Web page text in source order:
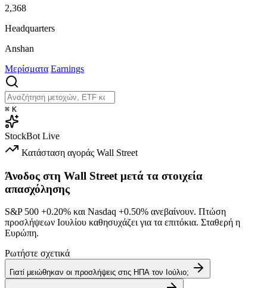
2,368
Headquarters
Anshan
Μερίσματα Earnings
⌘ K
StockBot Live
Κατάσταση αγοράς Wall Street
Άνοδος στη Wall Street μετά τα στοιχεία
απασχόλησης
S&P 500 +0.20% και Nasdaq +0.50% ανεβαίνουν. Πτώση
προσλήψεων Ιουλίου καθησυχάζει για τα επιτόκια. Σταθερή η
Ευρώπη.
Ρωτήστε σχετικά
Γιατί μειώθηκαν οι προσλήψεις στις ΗΠΑ τον Ιούλιο;